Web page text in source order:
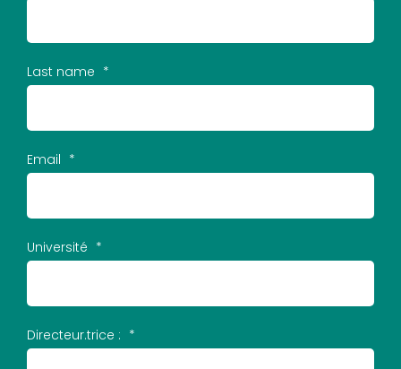
Last name *
Email *
Université *
Directeur.trice : *